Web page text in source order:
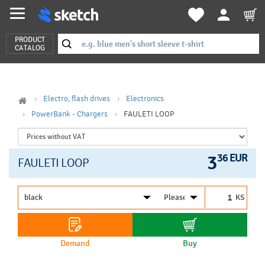
PRODUCT
CATALOG
Electro, flash drives
Electronics
PowerBank - Chargers
FAULETI LOOP
FAULETI LOOP 336 EUR
KS
Demand Buy